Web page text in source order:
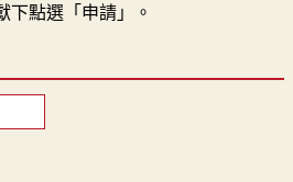
下點選「申請」。